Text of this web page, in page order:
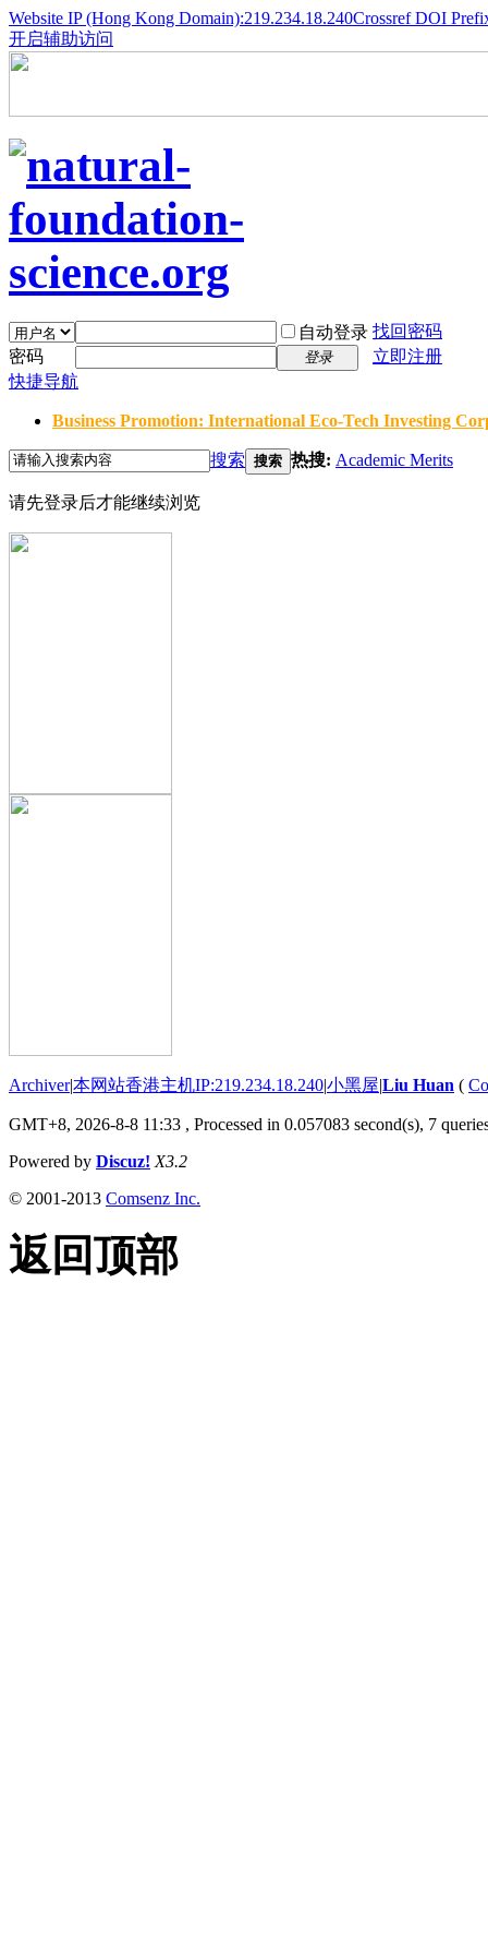
Website IP (Hong Kong Domain):219.234.18.240Crossref DOI
开启辅助访问
自动登录 找回密码
密码
登录
立即注册
快捷导航
Business Promotion: International Eco-Tech Investing
搜索 搜索 热搜: Academic Merits
请先登录后才能继续浏览
Archiver|本网站香港主机IP:219.234.18.240|小黑屋|Liu Huan (
GMT+8, 2026-8-8 11:33 , Processed in 0.057083 second(s), 7
Powered by Discuz! X3.2
© 2001-2013 Comsenz Inc.
返回顶部